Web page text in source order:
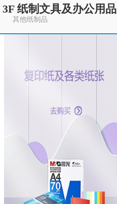
3F 纸制文具及办公用品
其他纸制品